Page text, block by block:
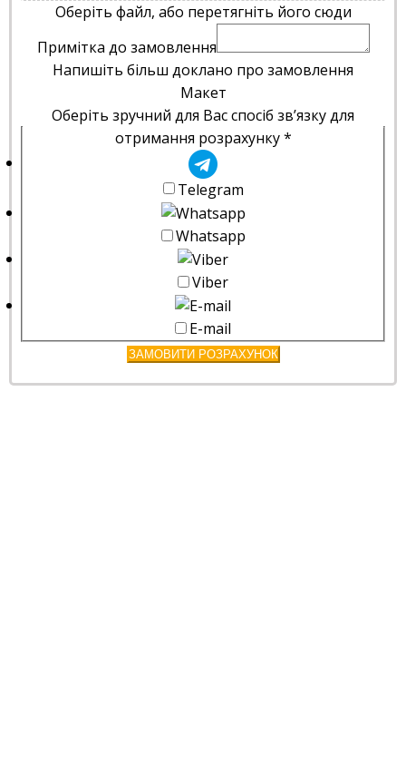
Оберіть файл, або перетягніть його сюди
Примітка до замовлення
Напишіть більш доклано про замовлення
Макет
Оберіть зручний для Вас спосіб зв’язку для
отримання розрахунку*
Telegram
Whatsapp
Viber
E-mail
ЗАМОВИТИ РОЗРАХУНОК